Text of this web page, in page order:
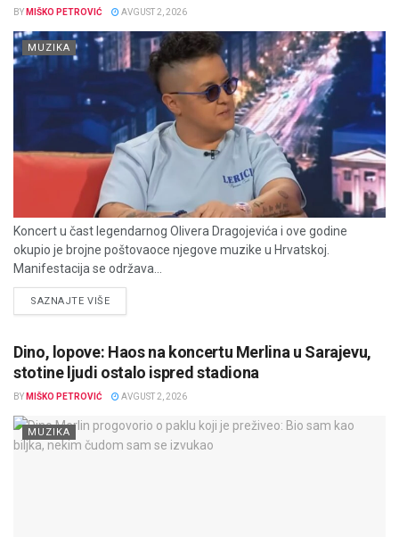
BY MIŠKO PETROVIĆ AVGUST 2, 2026
MUZIKA
Koncert u čast legendarnog Olivera Dragojevića i ove godine
okupio je brojne poštovaoce njegove muzike u Hrvatskoj.
Manifestacija se održava...
SAZNAJTE VIŠEDETAILS
Dino, lopove: Haos na koncertu Merlina u Sarajevu,
stotine ljudi ostalo ispred stadiona
BY MIŠKO PETROVIĆ AVGUST 2, 2026
MUZIKA